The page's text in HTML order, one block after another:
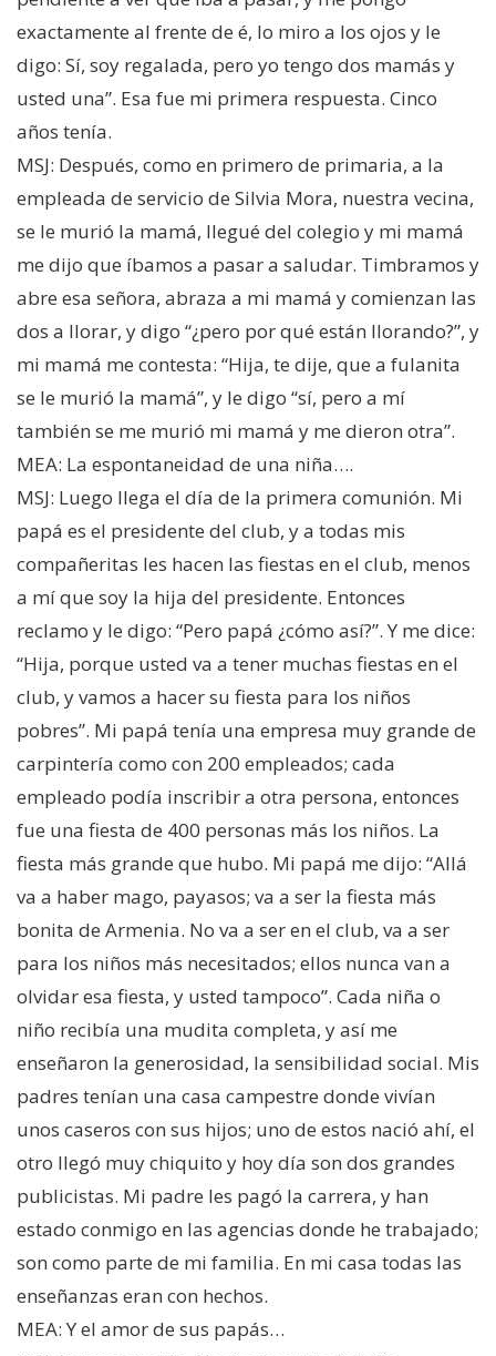
exactamente al frente de é, lo miro a los ojos y le
digo: Sí, soy regalada, pero yo tengo dos mamás y
usted una”. Esa fue mi primera respuesta. Cinco
años tenía.
MSJ: Después, como en primero de primaria, a la
empleada de servicio de Silvia Mora, nuestra vecina,
se le murió la mamá, llegué del colegio y mi mamá
me dijo que íbamos a pasar a saludar. Timbramos y
abre esa señora, abraza a mi mamá y comienzan las
dos a llorar, y digo “¿pero por qué están llorando?”, y
mi mamá me contesta: “Hija, te dije, que a fulanita
se le murió la mamá”, y le digo “sí, pero a mí
también se me murió mi mamá y me dieron otra”.
MEA: La espontaneidad de una niña….
MSJ: Luego llega el día de la primera comunión. Mi
papá es el presidente del club, y a todas mis
compañeritas les hacen las fiestas en el club, menos
a mí que soy la hija del presidente. Entonces
reclamo y le digo: “Pero papá ¿cómo así?”. Y me dice:
“Hija, porque usted va a tener muchas fiestas en el
club, y vamos a hacer su fiesta para los niños
pobres”. Mi papá tenía una empresa muy grande de
carpintería como con 200 empleados; cada
empleado podía inscribir a otra persona, entonces
fue una fiesta de 400 personas más los niños. La
fiesta más grande que hubo. Mi papá me dijo: “Allá
va a haber mago, payasos; va a ser la fiesta más
bonita de Armenia. No va a ser en el club, va a ser
para los niños más necesitados; ellos nunca van a
olvidar esa fiesta, y usted tampoco”. Cada niña o
niño recibía una mudita completa, y así me
enseñaron la generosidad, la sensibilidad social. Mis
padres tenían una casa campestre donde vivían
unos caseros con sus hijos; uno de estos nació ahí, el
otro llegó muy chiquito y hoy día son dos grandes
publicistas. Mi padre les pagó la carrera, y han
estado conmigo en las agencias donde he trabajado;
son como parte de mi familia. En mi casa todas las
enseñanzas eran con hechos.
MEA: Y el amor de sus papás…